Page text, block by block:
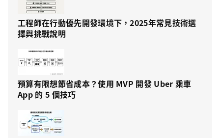
工程師在行動優先開發環境下，2025年常見技術選
擇與挑戰說明
預算有限想節省成本？使用 MVP 開發 Uber 乘車
App 的 5 個技巧